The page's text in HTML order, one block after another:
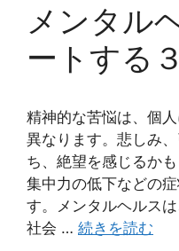
メンタル
ートする
精神的な苦悩は、個
異なります。悲しみ
ち、絶望を感じるか
集中力の低下などの
す。メンタルヘルス
社会 … 続きを読む